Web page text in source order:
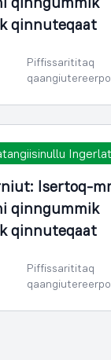
qinnuteqaat
Piffissarititaq
Isertoq-
qinngummik
qinnuteqaat
Piffissarititaq